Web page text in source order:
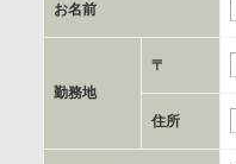
d.提供先および管理者
当社とイベント/セミナー
e.個人情報取り扱いに関す
当社と当該企業/団体とは
お名前
勤務地
〒
住所